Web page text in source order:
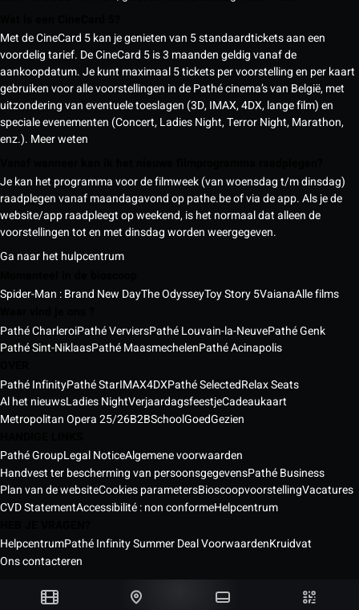
Met de CineCard 5 kan je genieten van 5 standaardtickets aan een
voordelig tarief. De CineCard 5 is 3 maanden geldig vanaf de
aankoopdatum. Je kunt maximaal 5 tickets per voorstelling en per kaart
gebruiken voor alle voorstellingen in de Pathé cinema’s van België, met
uitzondering van eventuele toeslagen (3D, IMAX, 4DX, lange film) en
speciale evenementen (Concert, Ladies Night, Terror Night, Marathon,
enz.). Meer weten
Je kan het programma voor de filmweek (van woensdag t/m dinsdag)
raadplegen vanaf maandagavond op pathe.be of via de app. Als je de
website/app raadpleegt op weekend, is het normaal dat alleen de
voorstellingen tot en met dinsdag worden weergegeven.
Ga naar het hulpcentrum
Spider-Man : Brand New DayThe OdysseyToy Story 5VaianaAlle films
Pathé CharleroiPathé VerviersPathé Louvain-la-NeuvePathé Genk
Pathé Sint-NiklaasPathé MaasmechelenPathé Acinapolis
Pathé InfinityPathé StarIMAX4DXPathé SelectedRelax Seats
Al het nieuwsLadies NightVerjaardagsfeestjeCadeaukaart
Metropolitan Opera 25/26B2BSchoolGoedGezien
Pathé GroupLegal NoticeAlgemene voorwaarden
Handvest ter bescherming van persoonsgegevensPathé Business
Plan van de websiteCookies parametersBioscoopvoorstellingVacatures
CVD StatementAccessibilité : non conformeHelpcentrum
HelpcentrumPathé Infinity Summer Deal VoorwaardenKruidvat
Ons contacteren
Pathé bioscopen België © 2026